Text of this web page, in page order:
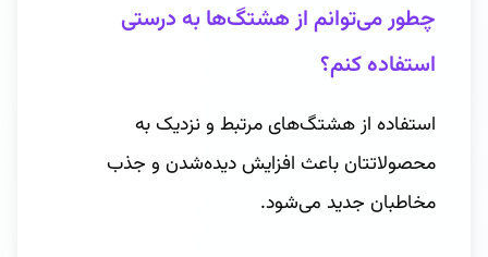
چطور می‌توانم از هشتگ‌ها به درستی
استفاده کنم؟
استفاده از هشتگ‌های مرتبط و نزدیک به
محصولاتتان باعث افزایش دیده‌شدن و جذب
مخاطبان جدید می‌شود.